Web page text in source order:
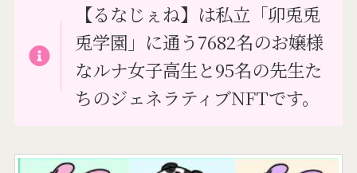
【るなじぇね】は私立「卯兎兎
兎学園」に通う7682名のお嬢様
なルナ女子高生と95名の先生た
ちのジェネラティブNFTです。